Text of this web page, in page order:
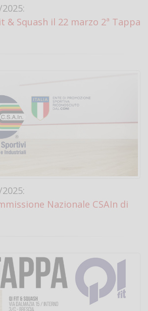
& Squash il 22 marzo 2ª Tappa
Nazionale CSAIn di